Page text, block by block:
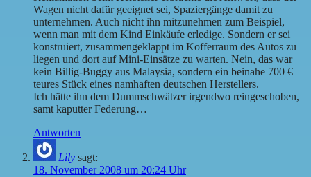
Wagen nicht dafür geeignet sei, Spaziergänge damit zu
unternehmen. Auch nicht ihn mitzunehmen zum Beispiel,
wenn man mit dem Kind Einkäufe erledige. Sondern er sei
konstruiert, zusammengeklappt im Kofferraum des Autos zu
liegen und dort auf Mini-Einsätze zu warten. Nein, das war
kein Billig-Buggy aus Malaysia, sondern ein beinahe 700 €
teures Stück eines namhaften deutschen Herstellers.
Ich hätte ihn dem Dummschwätzer irgendwo reingeschoben,
samt kaputter Federung…
Antworten
Lily sagt:
18. November 2008 um 20:24 Uhr